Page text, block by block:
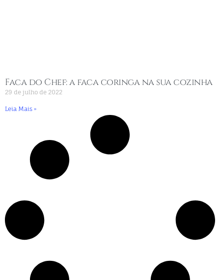
Faca do Chef: a faca coringa na sua cozinha
29 de julho de 2022
Leia Mais »